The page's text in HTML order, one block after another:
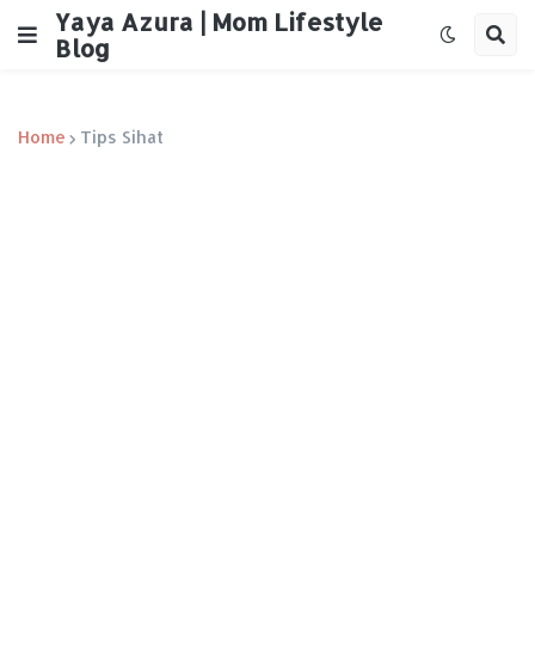
Yaya Azura | Mom Lifestyle
Blog
Home Tips Sihat